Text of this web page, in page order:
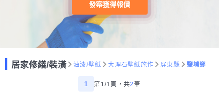
發案獲得報價
居家修繕/裝潢 油漆/壁紙 大理石壁紙施作 屏東縣 鹽埔鄉
1 第1/1頁， 共2筆